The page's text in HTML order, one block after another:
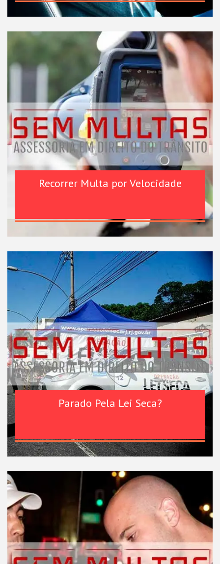
Recorrer Multa por Velocidade
Parado Pela Lei Seca?